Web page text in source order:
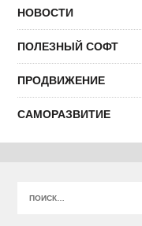
НОВОСТИ
ПОЛЕЗНЫЙ СОФТ
ПРОДВИЖЕНИЕ
САМОРАЗВИТИЕ